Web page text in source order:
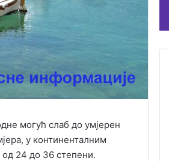
могућ слаб до умјерен
у континенталним
од 24 до 36 степени.